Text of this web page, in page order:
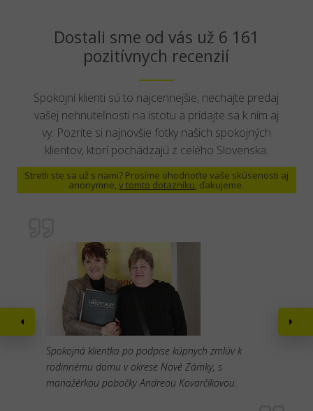
Dostali sme od vás už 6 161
pozitívnych recenzií
Spokojní klienti sú to najcennejšie, nechajte predaj
vašej nehnuteľnosti na istotu a pridajte sa k ním aj
vy. Pozrite si najnovšie fotky našich spokojných
klientov, ktorí pochádzajú z celého Slovenska.
Stretli ste sa už s nami? Prosíme ohodnoťte vaše skúsenosti aj
anonymne,v tomto dotazníku, ďakujeme.
Spokojná klientka po podpise kúpnych zmlúv k
rodinnému domu v okrese Nové Zámky, s
manažérkou pobočky Andreou Kovarčíkovou.